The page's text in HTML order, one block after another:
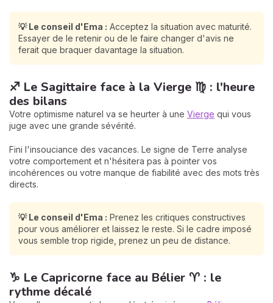
💡 Le conseil d'Ema : Acceptez la situation avec maturité.
Essayer de le retenir ou de le faire changer d'avis ne
ferait que braquer davantage la situation.
♐ Le Sagittaire face à la Vierge ♍ : l'heure
des bilans
Votre optimisme naturel va se heurter à une Vierge qui vous
juge avec une grande sévérité.
Fini l'insouciance des vacances. Le signe de Terre analyse
votre comportement et n'hésitera pas à pointer vos
incohérences ou votre manque de fiabilité avec des mots très
directs.
💡 Le conseil d'Ema : Prenez les critiques constructives
pour vous améliorer et laissez le reste. Si le cadre imposé
vous semble trop rigide, prenez un peu de distance.
♑ Le Capricorne face au Bélier ♈ : le
rythme décalé